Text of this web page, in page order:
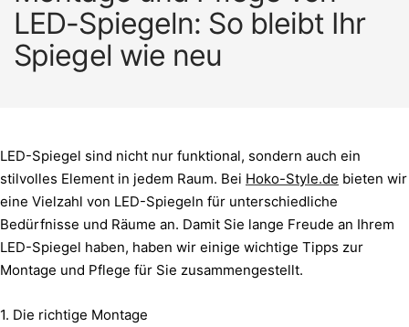
LED-Spiegeln: So bleibt Ihr
Spiegel wie neu
LED-Spiegel sind nicht nur funktional, sondern auch ein
stilvolles Element in jedem Raum. Bei Hoko-Style.de bieten wir
eine Vielzahl von LED-Spiegeln für unterschiedliche
Bedürfnisse und Räume an. Damit Sie lange Freude an Ihrem
LED-Spiegel haben, haben wir einige wichtige Tipps zur
Montage und Pflege für Sie zusammengestellt.
1. Die richtige Montage